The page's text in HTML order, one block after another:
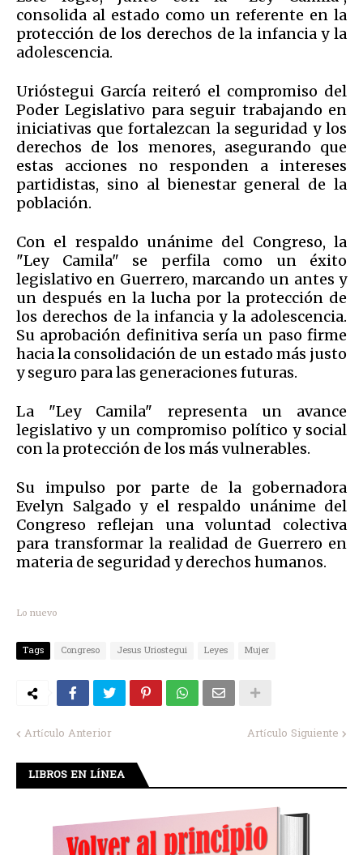
consolida al estado como un referente en la
protección de los derechos de la infancia y la
adolescencia.
Urióstegui García reiteró el compromiso del
Poder Legislativo para seguir trabajando en
iniciativas que fortalezcan la seguridad y los
derechos de los menores, asegurando que
estas acciones no responden a intereses
partidistas, sino al bienestar general de la
población.
Con el respaldo unánime del Congreso, la
"Ley Camila" se perfila como un éxito
legislativo en Guerrero, marcando un antes y
un después en la lucha por la protección de
los derechos de la infancia y la adolescencia.
Su aprobación definitiva sería un paso firme
hacia la consolidación de un estado más justo
y seguro para las generaciones futuras.
La "Ley Camila" representa un avance
legislativo y un compromiso político y social
con la protección de los más vulnerables.
Su impulso por parte de la gobernadora
Evelyn Salgado y el respaldo unánime del
Congreso reflejan una voluntad colectiva
para transformar la realidad de Guerrero en
materia de seguridad y derechos humanos.
Lo nuevo
Tags Congreso Jesus Uriostegui Leyes Mujer
Artículo Anterior Artículo Siguiente
LIBROS EN LÍNEA